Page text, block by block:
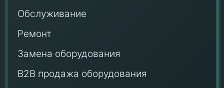
Обслуживание
Ремонт
Замена оборудования
B2B продажа оборудования